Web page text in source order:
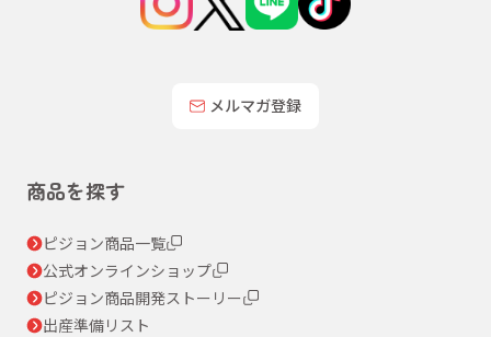
メルマガ登録
商品を探す
ピジョン商品一覧
公式オンラインショップ
ピジョン商品開発ストーリー
出産準備リスト